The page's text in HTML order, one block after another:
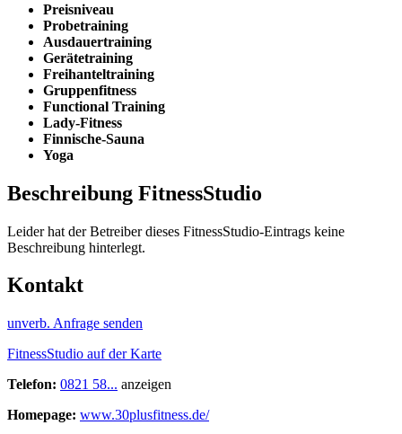
Preisniveau
Probetraining
Ausdauertraining
Gerätetraining
Freihanteltraining
Gruppenfitness
Functional Training
Lady-Fitness
Finnische-Sauna
Yoga
Beschreibung FitnessStudio
Leider hat der Betreiber dieses FitnessStudio-Eintrags keine
Beschreibung hinterlegt.
Kontakt
unverb. Anfrage senden
FitnessStudio auf der Karte
Telefon: 0821 58... anzeigen
Homepage: www.30plusfitness.de/